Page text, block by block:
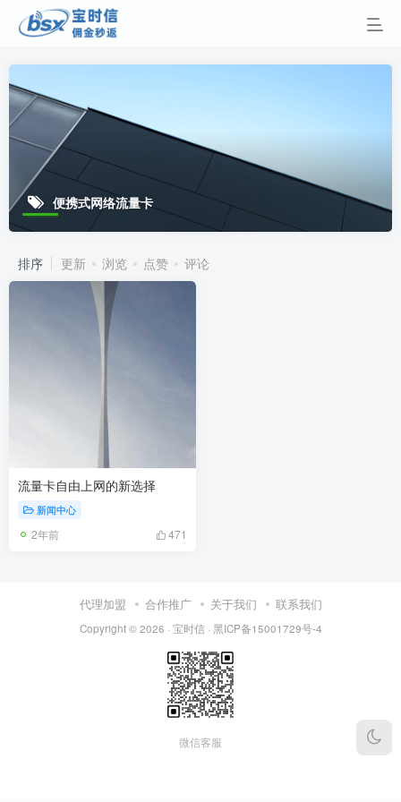
便携式网络流量卡
排序 更新 浏览 点赞 评论
流量卡自由上网的新选择
新闻中心
2年前 471
代理加盟 合作推广 关于我们 联系我们
Copyright © 2026 · 宝时信· 黑ICP备15001729号-4
微信客服